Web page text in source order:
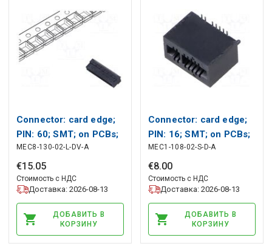
Connector: card edge;
PIN: 60; SMT; on PCBs;
0.8mm SAMTEC
MEC8-130-02-L-DV-A
€15.05
Стоимость с НДС
Доставка: 2026-08-13
ДОБАВИТЬ В
КОРЗИНУ
Connector: card edge;
PIN: 16; SMT; on PCBs;
1mm SAMTEC
MEC1-108-02-S-D-A
€8.00
Стоимость с НДС
Доставка: 2026-08-13
ДОБАВИТЬ В
КОРЗИНУ